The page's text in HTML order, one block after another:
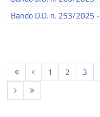
Bando D.D. n. 253/2025
1 2 3